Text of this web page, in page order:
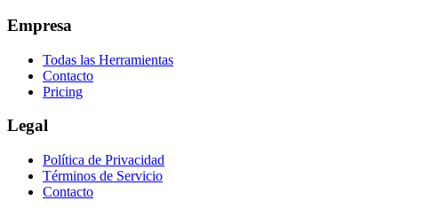
Empresa
Todas las Herramientas
Contacto
Pricing
Legal
Política de Privacidad
Términos de Servicio
Contacto